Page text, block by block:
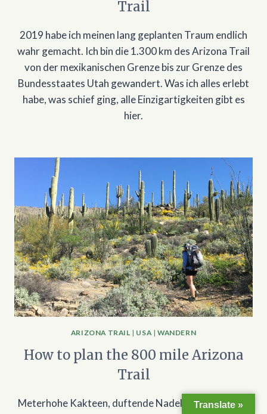
Trail
2019 habe ich meinen lang geplanten Traum endlich
wahr gemacht. Ich bin die 1.300 km des Arizona Trail
von der mexikanischen Grenze bis zur Grenze des
Bundesstaates Utah gewandert. Was ich alles erlebt
habe, was schief ging, alle Einzigartigkeiten gibt es
hier.
ARIZONA TRAIL | USA | WANDERN
How to plan the 800 mile Arizona
Trail
Meterhohe Kakteen, duftende Nadelwälder und der
Translate »